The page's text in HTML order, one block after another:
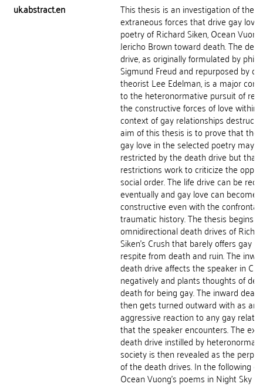
uk.abstract.en
This thesis is an investigation of the
extraneous forces that drive gay
poetry of Richard Siken, Ocean
Jericho Brown toward death. The
drive, as originally formulated by
Sigmund Freud and repurposed by
theorist Lee Edelman, is a major
to the heteronormative pursuit of
the constructive forces of love within
context of gay relationships
aim of this thesis is to prove that the
gay love in the selected poetry may
restricted by the death drive but that
restrictions work to criticize the
social order. The life drive can be
eventually and gay love can become
constructive even with the
traumatic history. The thesis begins
omnidirectional death drives of
Siken's Crush that barely offers gay
respite from death and ruin. The
death drive affects the speaker in
negatively and plants thoughts of
death for being gay. The inward
then gets turned outward with as an
aggressive reaction to any gay
that the speaker encounters. The
death drive instilled by
society is then revealed as the
of the death drives. In the following
Ocean Vuong's poems in Night Sky